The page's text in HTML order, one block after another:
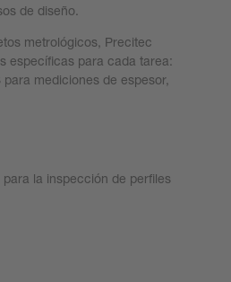
de diseño.
metrológicos, Precitec
específicas para cada tarea:
mediciones de espesor,
para la inspección de perfiles